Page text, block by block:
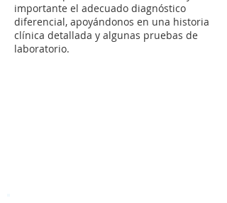
importante el adecuado diagnóstico
diferencial, apoyándonos en una historia
clínica detallada y algunas pruebas de
laboratorio.